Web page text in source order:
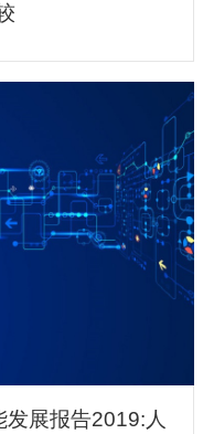
展报告2019:人